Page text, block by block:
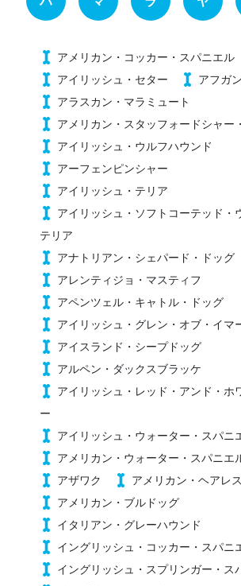
アメリカン・コッカー・スパニエル
アイリッシュ・セター
アフガ
アラスカン・マラミュート
アメリカン・スタッフォードシャー
アイリッシュ・ウルフハウンド
アーフェンピンシャー
アイリッシュ・テリア
アイリッシュ・ソフトコーテッド・
テリア
アナトリアン・シェパード・ドッグ
アレンティジョ・マスティフ
アペンツェル・キャトル・ドッグ
アイリッシュ・グレン・オブ・イマ
アイスランド・シープドッグ
アルペン・ダックスブラッケ
アイリッシュ・レッド・アンド・ホ
ー
アイリッシュ・ウォーター・スパニ
アメリカン・ウォーター・スパニエ
アザワク
アメリカン・ヘアレ
アメリカン・ブルドッグ
イタリアン・グレーハウンド
イングリッシュ・コッカー・スパニ
イングリッシュ・スプリンガー・ス